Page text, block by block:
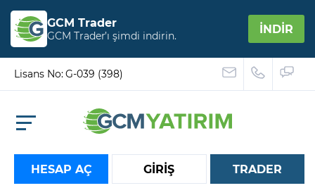
GCM Trader
GCM Trader’ı şimdi indirin. İNDİR
Lisans No: G-039 (398)
HESAP AÇ GİRİŞ TRADER